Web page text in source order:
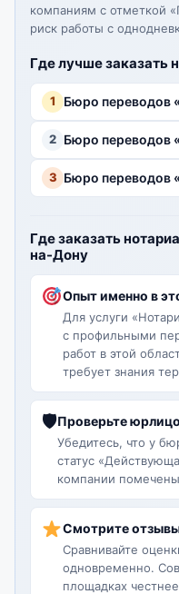
компаниям с отметкой
риск работы с
Где лучше заказать
1 Бюро переводов
2 Бюро переводов
3 Бюро переводов
Где заказать
на-Дону
Опыт именно в
Для услуги
с профильными
работ в этой
требует знания
🛡Проверьте юрлицо
Убедитесь, что у
статус
компании
Смотрите
Сравнивайте
одновременно.
площадках